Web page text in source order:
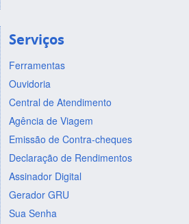
Serviços
Ferramentas
Ouvidoria
Central de Atendimento
Agência de Viagem
Emissão de Contra-cheques
Declaração de Rendimentos
Assinador Digital
Gerador GRU
Sua Senha